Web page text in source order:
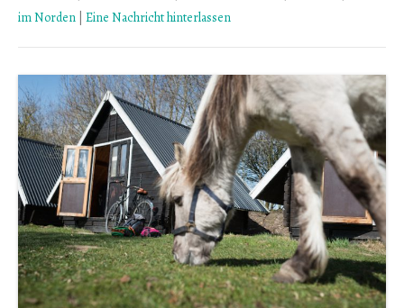
im Norden Eine Nachricht hinterlassen